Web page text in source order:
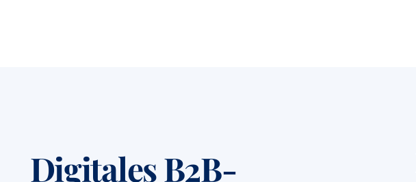
Digitales B2B-